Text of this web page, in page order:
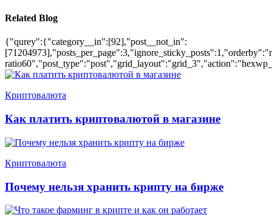
Related Blog
{"qurey":{"category__in":[92],"post__not_in":
Криптовалюта
Как платить криптовалютой в магазине
Криптовалюта
Почему нельзя хранить крипту на бирже